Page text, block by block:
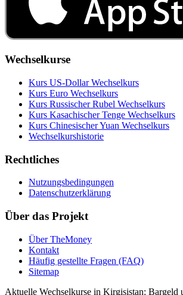
Wechselkurse
Kurs US‑Dollar Wechselkurs
Kurs Euro Wechselkurs
Kurs Russischer Rubel Wechselkurs
Kurs Kasachischer Tenge Wechselkurs
Kurs Chinesischer Yuan Wechselkurs
Wechselkurshistorie
Rechtliches
Nutzungsbedingungen
Datenschutzerklärung
Über das Projekt
Über TheMoney
Kontakt
Häufig gestellte Fragen (FAQ)
Sitemap
Aktuelle Wechselkurse in Kirgisistan: Bargeld